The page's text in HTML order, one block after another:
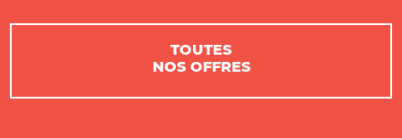
TOUTES
NOS OFFRES